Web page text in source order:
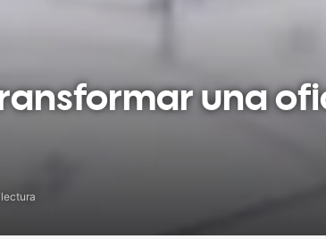
una